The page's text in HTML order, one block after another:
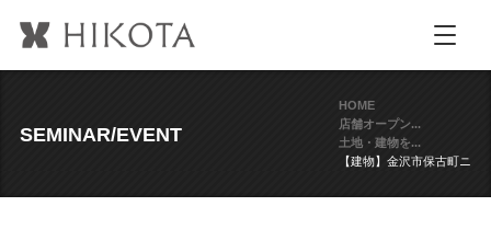
SEMINAR/EVENT
HOME
店舗オープン...
土地・建物を...
【建物】金沢市保古町ニ